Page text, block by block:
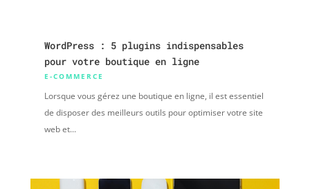
WordPress : 5 plugins indispensables
pour votre boutique en ligne
E-COMMERCE
Lorsque vous gérez une boutique en ligne, il est essentiel
de disposer des meilleurs outils pour optimiser votre site
web et...